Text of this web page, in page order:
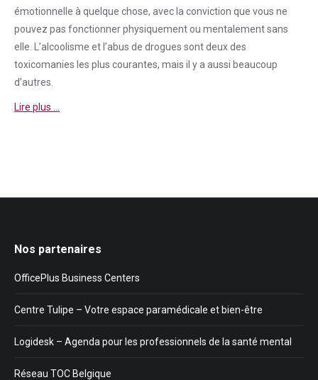
émotionnelle à quelque chose, avec la conviction que vous ne
pouvez pas fonctionner physiquement ou mentalement sans
elle. L’alcoolisme et l’abus de drogues sont deux des
toxicomanies les plus courantes, mais il y a aussi beaucoup
d’autres.
Lire plus …
Nos partenaires
OfficePlus Business Centers
Centre Tulipe – Votre espace paramédicale et bien-être
Logidesk – Agenda pour les professionnels de la santé mental
Réseau TOC Belgique